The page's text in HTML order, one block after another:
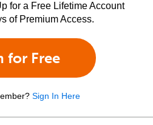
for a Free Lifetime Account
of Premium Access.
for Free
Sign In Here